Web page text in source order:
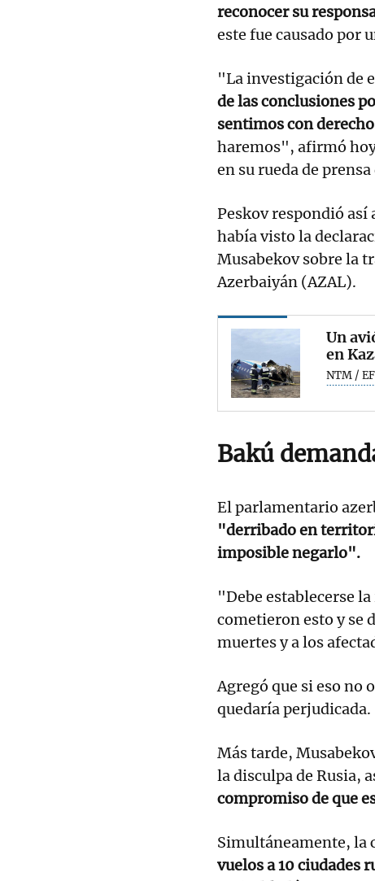
reconocer su
este fue causado por
"La investigación de
de las conclusiones
sentimos con
haremos", afirmó
en su rueda de
Peskov respondió así
había visto la
Musabekov sobre la
Azerbaiyán (AZAL).
Un
en
NTM /
Bakú
El parlamentario
"derribado en
imposible negarlo".
"Debe establecerse
cometieron esto y se
muertes y a los
Agregó que si eso no
quedaría perjudicada.
Más tarde,
la disculpa de Rusia,
compromiso de que
Simultáneamente, la
vuelos a 10 ciudades